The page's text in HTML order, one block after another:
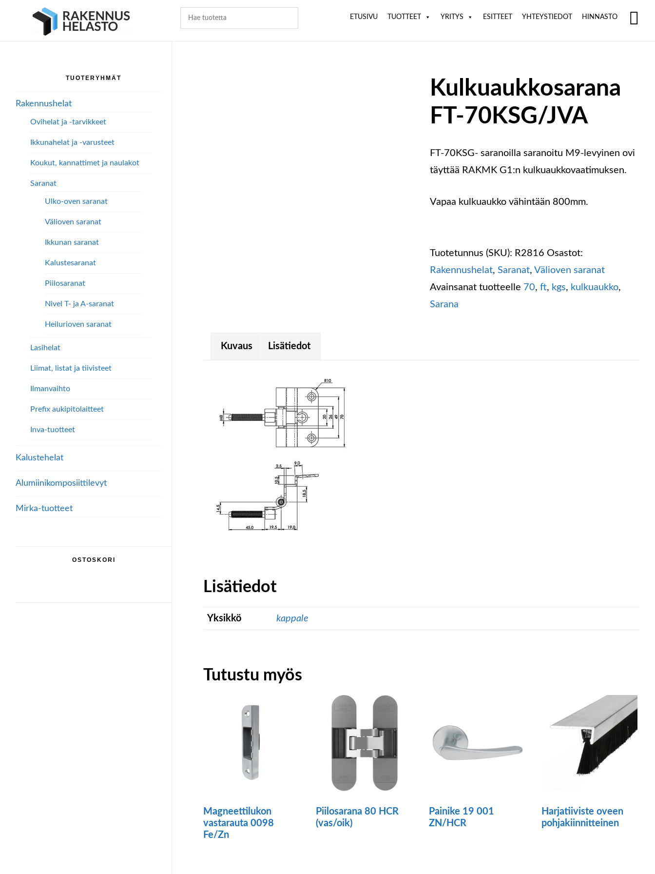
pääsisältöön
ensisijaiseen
alatunnisteeseen
ETUSIVU TUOTTEET YRITYS ESITTEET YHTEYSTIEDOT HINNASTO
Kulkuaukkosarana
FT-70KSG/JVA
FT-70KSG- saranoilla saranoitu M9-levyinen ovi
täyttää RAKMK G1:n kulkuaukkovaatimuksen.
Vapaa kulkuaukko vähintään 800mm.
Tuotetunnus (SKU): R2816 Osastot:
Rakennushelat,Saranat,Välioven saranat
Avainsanat tuotteelle 70,ft, kgs, kulkuaukko,
Sarana
Kuvaus Lisätiedot
Lisätiedot
Yksikkö kappale
Tutustu myös
Magneettilukon
vastarauta 0098
Fe/Zn
Piilosarana 80 HCR
(vas/oik)
Painike 19 001
ZN/HCR
Harjatiiviste oveen
pohjakiinnitteinen
Ensisijainen
sivupalkki
TUOTERYHMÄT
Rakennushelat
Ovihelat ja -tarvikkeet
Ikkunahelat ja -varusteet
Koukut, kannattimet ja naulakot
Saranat
Ulko-oven saranat
Välioven saranat
Ikkunan saranat
Kalustesaranat
Piilosaranat
Nivel T- ja A-saranat
Heilurioven saranat
Lasihelat
Liimat, listat ja tiivisteet
Ilmanvaihto
Prefix aukipitolaitteet
Inva-tuotteet
Kalustehelat
Alumiini­komposiitti­levyt
Mirka-tuotteet
OSTOSKORI